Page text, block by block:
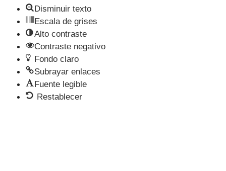
Disminuir texto
Escala de grises
Alto contraste
Contraste negativo
Fondo claro
Subrayar enlaces
Fuente legible
Restablecer